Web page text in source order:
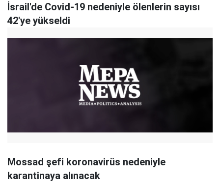
İsrail'de Covid-19 nedeniyle ölenlerin sayısı
42'ye yükseldi
Mossad şefi koronavirüs nedeniyle
karantinaya alınacak